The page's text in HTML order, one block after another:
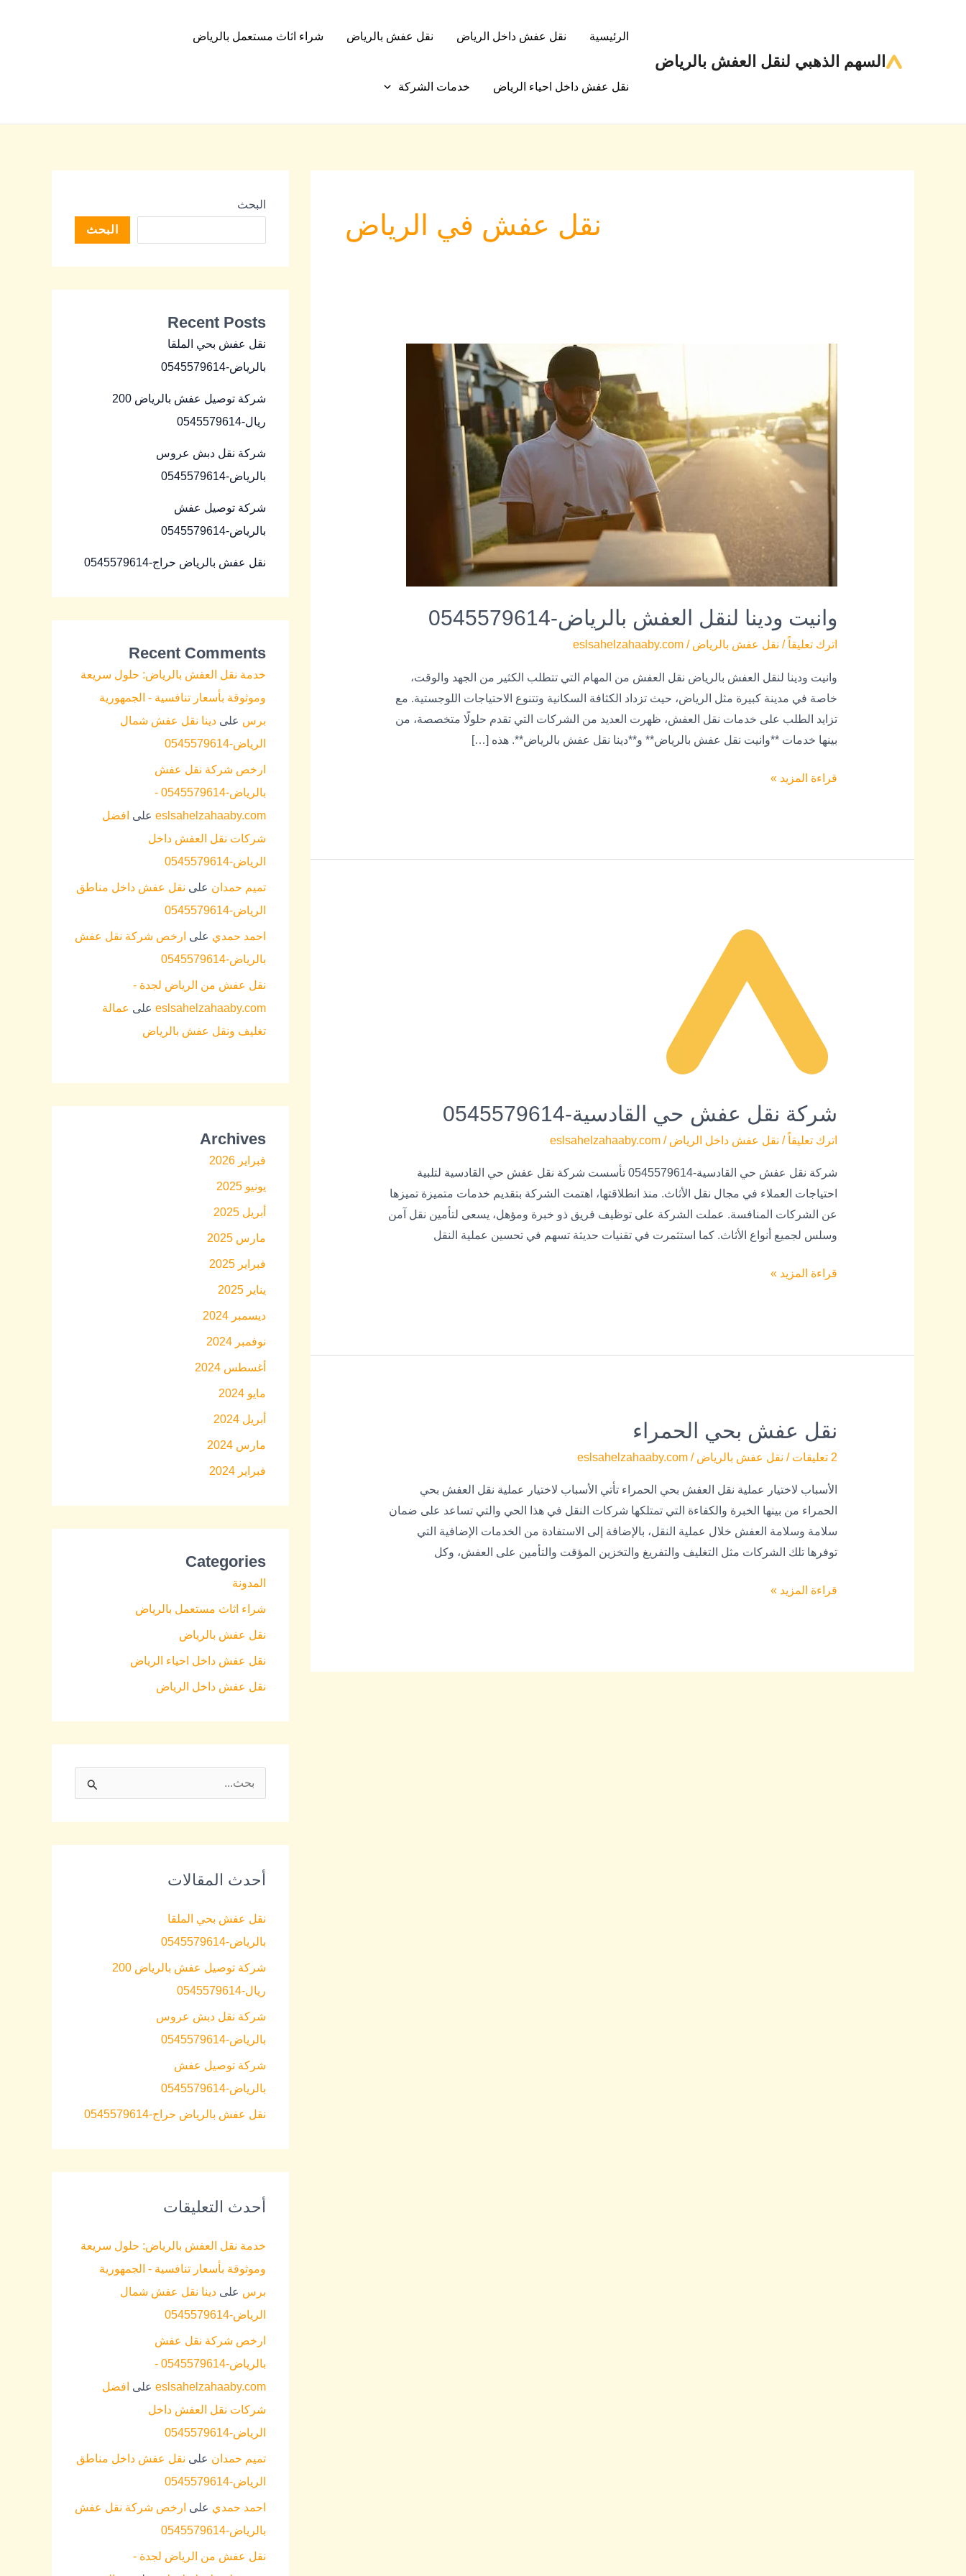
السهم الذهبي لنقل العفش بالرياض
الرئيسية نقل عفش داخل الرياض نقل عفش بالرياض شراء اثاث مستعمل بالرياض
نقل عفش داخل احياء الرياض خدمات الشركة
نقل عفش في الرياض
وانيت ودينا لنقل العفش بالرياض-0545579614
اترك تعليقاً / نقل عفش بالرياض /
eslsahelzahaaby.com
وانيت ودينا لنقل العفش بالرياض نقل العفش من المهام التي تتطلب الكثير من الجهد والوقت،
خاصة في مدينة كبيرة مثل الرياض، حيث تزداد الكثافة السكانية وتتنوع الاحتياجات اللوجستية. مع
تزايد الطلب على خدمات نقل العفش، ظهرت العديد من الشركات التي تقدم حلولًا متخصصة، من
بينها خدمات **وانيت نقل عفش بالرياض** و**دينا نقل عفش بالرياض**. هذه […]
لنقل
العفش
بالرياض-0545579614
قراءة المزيد »
شركة نقل عفش حي القادسية-0545579614
اترك تعليقاً / نقل عفش داخل الرياض /
eslsahelzahaaby.com
شركة نقل عفش حي القادسية-0545579614 تأسست شركة نقل عفش حي القادسية لتلبية
احتياجات العملاء في مجال نقل الأثاث. منذ انطلاقتها، اهتمت الشركة بتقديم خدمات متميزة تميزها
عن الشركات المنافسة. عملت الشركة على توظيف فريق ذو خبرة ومؤهل، يسعى لتأمين نقل آمن
وسلس لجميع أنواع الأثاث. كما استثمرت في تقنيات حديثة تسهم في تحسين عملية النقل
القادسية-0545579614
قراءة المزيد »
نقل عفش بحي الحمراء
2 تعليقات / نقل عفش بالرياض /
eslsahelzahaaby.com
الأسباب لاختيار عملية نقل العفش بحي الحمراء تأتي الأسباب لاختيار عملية نقل العفش بحي
الحمراء من بينها الخبرة والكفاءة التي تمتلكها شركات النقل في هذا الحي والتي تساعد على ضمان
سلامة وسلامة العفش خلال عملية النقل، بالإضافة إلى الاستفادة من الخدمات الإضافية التي
توفرها تلك الشركات مثل التغليف والتفريغ والتخزين المؤقت والتأمين على العفش، وكل
نقل
الحمراء
قراءة المزيد »
البحث
البحث
Recent Posts
نقل عفش بحي الملقا
بالرياض-0545579614
شركة توصيل عفش بالرياض 200
ريال-0545579614
شركة نقل دبش عروس
بالرياض-0545579614
شركة توصيل عفش
بالرياض-0545579614
نقل عفش بالرياض حراج-0545579614
Recent Comments
خدمة نقل العفش بالرياض: حلول سريعة
وموثوقة بأسعار تنافسية - الجمهورية
برس على دينا نقل عفش شمال
الرياض-0545579614
ارخص شركة نقل عفش
بالرياض-0545579614 -
eslsahelzahaaby.com على افضل
شركات نقل العفش داخل
الرياض-0545579614
تميم حمدان على نقل عفش داخل مناطق
الرياض-0545579614
احمد حمدي على ارخص شركة نقل عفش
بالرياض-0545579614
نقل عفش من الرياض لجدة -
eslsahelzahaaby.com على عمالة
تغليف ونقل عفش بالرياض
Archives
فبراير 2026
يونيو 2025
أبريل 2025
مارس 2025
فبراير 2025
يناير 2025
ديسمبر 2024
نوفمبر 2024
أغسطس 2024
مايو 2024
أبريل 2024
مارس 2024
فبراير 2024
Categories
المدونة
شراء اثاث مستعمل بالرياض
نقل عفش بالرياض
نقل عفش داخل احياء الرياض
نقل عفش داخل الرياض
f
o
r
:
أحدث المقالات
نقل عفش بحي الملقا
بالرياض-0545579614
شركة توصيل عفش بالرياض 200
ريال-0545579614
شركة نقل دبش عروس
بالرياض-0545579614
شركة توصيل عفش
بالرياض-0545579614
نقل عفش بالرياض حراج-0545579614
أحدث التعليقات
خدمة نقل العفش بالرياض: حلول سريعة
وموثوقة بأسعار تنافسية - الجمهورية
برس على دينا نقل عفش شمال
الرياض-0545579614
ارخص شركة نقل عفش
بالرياض-0545579614 -
eslsahelzahaaby.com على افضل
شركات نقل العفش داخل
الرياض-0545579614
تميم حمدان على نقل عفش داخل مناطق
الرياض-0545579614
احمد حمدي على ارخص شركة نقل عفش
بالرياض-0545579614
نقل عفش من الرياض لجدة -